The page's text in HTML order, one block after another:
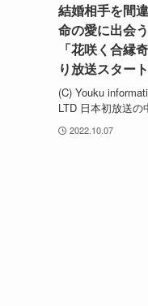
結婚相手を間
命の愛に出会
「花咲く合縁
り放送スタート
(C) Youku
LTD 日本初放送
2022.10.07